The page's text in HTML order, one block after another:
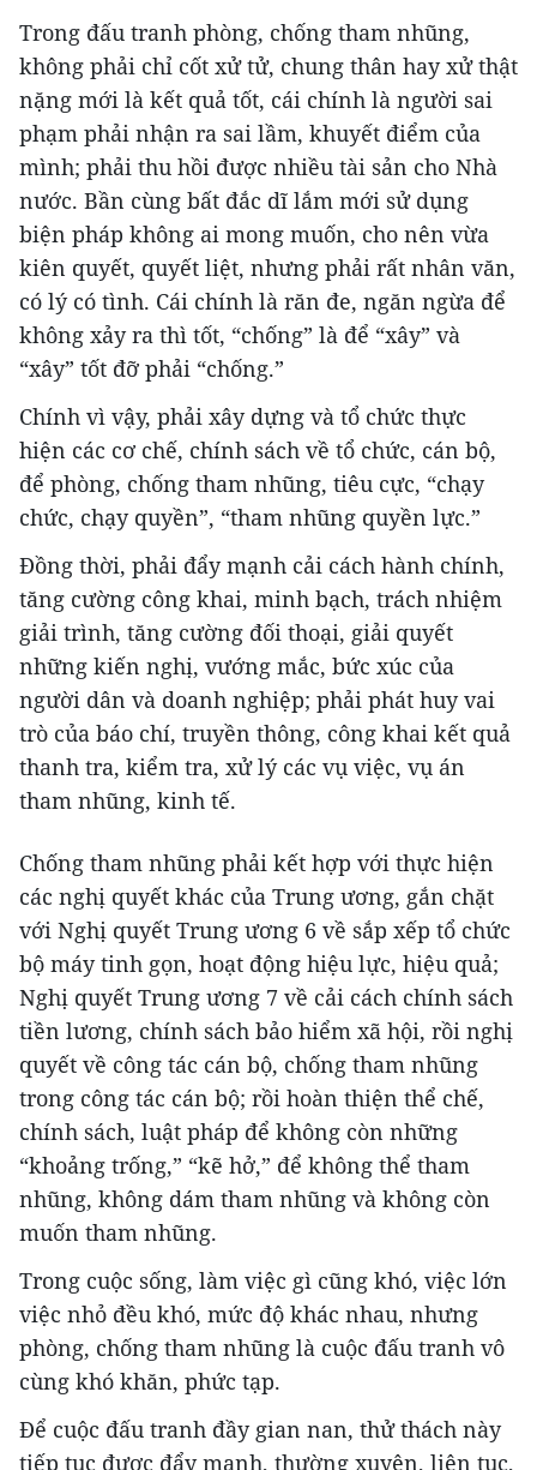
Trong đấu tranh phòng, chống tham nhũng,
không phải chỉ cốt xử tử, chung thân hay xử thật
nặng mới là kết quả tốt, cái chính là người sai
phạm phải nhận ra sai lầm, khuyết điểm của
mình; phải thu hồi được nhiều tài sản cho Nhà
nước. Bần cùng bất đắc dĩ lắm mới sử dụng
biện pháp không ai mong muốn, cho nên vừa
kiên quyết, quyết liệt, nhưng phải rất nhân văn,
có lý có tình. Cái chính là răn đe, ngăn ngừa để
không xảy ra thì tốt, “chống” là để “xây” và
“xây” tốt đỡ phải “chống.”
Chính vì vậy, phải xây dựng và tổ chức thực
hiện các cơ chế, chính sách về tổ chức, cán bộ,
để phòng, chống tham nhũng, tiêu cực, “chạy
chức, chạy quyền”, “tham nhũng quyền lực.”
Đồng thời, phải đẩy mạnh cải cách hành chính,
tăng cường công khai, minh bạch, trách nhiệm
giải trình, tăng cường đối thoại, giải quyết
những kiến nghị, vướng mắc, bức xúc của
người dân và doanh nghiệp; phải phát huy vai
trò của báo chí, truyền thông, công khai kết quả
thanh tra, kiểm tra, xử lý các vụ việc, vụ án
tham nhũng, kinh tế.
Chống tham nhũng phải kết hợp với thực hiện
các nghị quyết khác của Trung ương, gắn chặt
với Nghị quyết Trung ương 6 về sắp xếp tổ chức
bộ máy tinh gọn, hoạt động hiệu lực, hiệu quả;
Nghị quyết Trung ương 7 về cải cách chính sách
tiền lương, chính sách bảo hiểm xã hội, rồi nghị
quyết về công tác cán bộ, chống tham nhũng
trong công tác cán bộ; rồi hoàn thiện thể chế,
chính sách, luật pháp để không còn những
“khoảng trống,” “kẽ hở,” để không thể tham
nhũng, không dám tham nhũng và không còn
muốn tham nhũng.
Trong cuộc sống, làm việc gì cũng khó, việc lớn
việc nhỏ đều khó, mức độ khác nhau, nhưng
phòng, chống tham nhũng là cuộc đấu tranh vô
cùng khó khăn, phức tạp.
Để cuộc đấu tranh đầy gian nan, thử thách này
tiếp tục được đẩy mạnh, thường xuyên, liên tục,